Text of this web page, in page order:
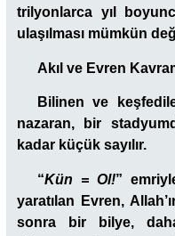
trilyonlarca yıl
ulaşılması mümkün
Akıl ve Evren
Bilinen ve
nazaran, bir
kadar küçük sayılır.
“Kün = Ol!”
yaratılan Evren,
sonra bir bilye,